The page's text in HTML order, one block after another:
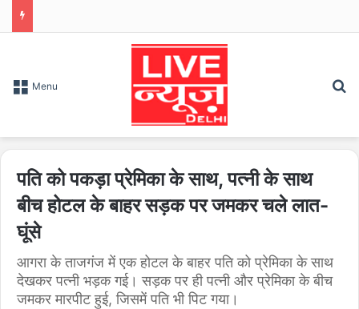
Menu
पति को पकड़ा प्रेमिका के साथ, पत्नी के साथ
बीच होटल के बाहर सड़क पर जमकर चले लात-
घूंसे
आगरा के ताजगंज में एक होटल के बाहर पति को प्रेमिका के साथ
देखकर पत्नी भड़क गई। सड़क पर ही पत्नी और प्रेमिका के बीच
जमकर मारपीट हुई, जिसमें पति भी पिट गया।